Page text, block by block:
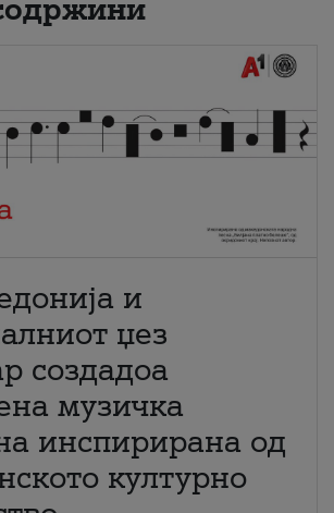
и
џез
создадоа
музичка
инспирирана од
културно